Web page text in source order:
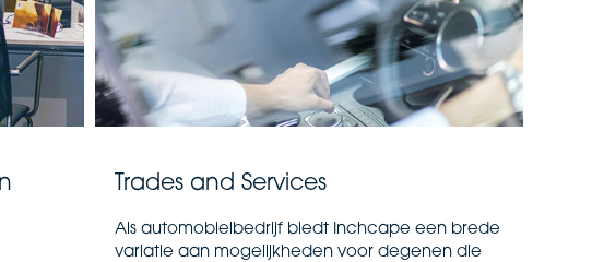
Trades and Services
Als automobielbedrijf biedt Inchcape een brede
variatie aan mogelijkheden voor degenen die